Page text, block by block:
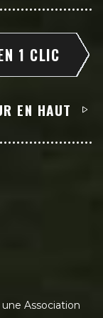
1 CLIC
EN HAUT
Association